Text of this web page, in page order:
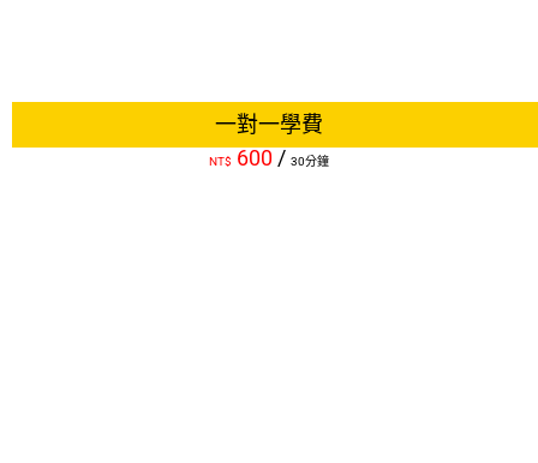
一對一學費
NT$ 600 / 30分鐘